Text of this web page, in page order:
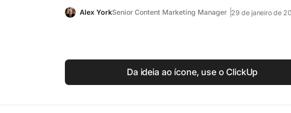
Alex YorkSenior Content Marketing Manager 29 de janeiro de
Da ideia ao ícone, use o ClickUp